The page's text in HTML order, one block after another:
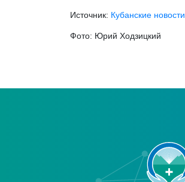
Источник: Кубанские новости
Фото: Юрий Ходзицкий